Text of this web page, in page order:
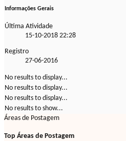
Informações Gerais
Última Atividade
15-10-2018 22:28
Registro
27-06-2016
No results to display...
No results to display...
No results to display...
No results to show...
Áreas de Postagem
Top Áreas de Postagem